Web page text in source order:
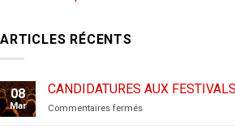
ARTICLES RÉCENTS
08
Mar
CANDIDATURES AUX
Commentaires ferméssur